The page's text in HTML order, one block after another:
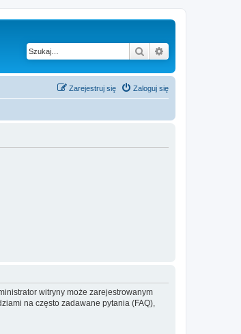
Szukaj
Zaloguj się
Zarejestruj się
witryny może zarejestrowanym
na często zadawane pytania (FAQ),